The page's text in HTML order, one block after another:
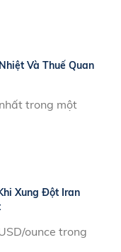
Và Thuế Quan
trong một
Xung Đột Iran
ounce trong